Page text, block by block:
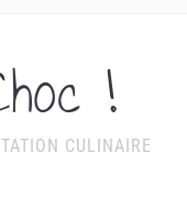
!
CULINAIRE